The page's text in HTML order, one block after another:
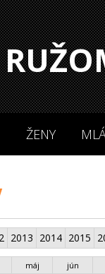
ŽENY
2013 2014 2015
máj jún